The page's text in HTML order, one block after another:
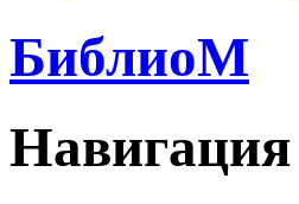
БиблиоМ
Навигация